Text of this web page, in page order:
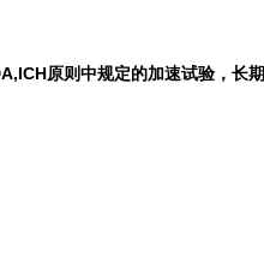
原则中规定的加速试验，长期